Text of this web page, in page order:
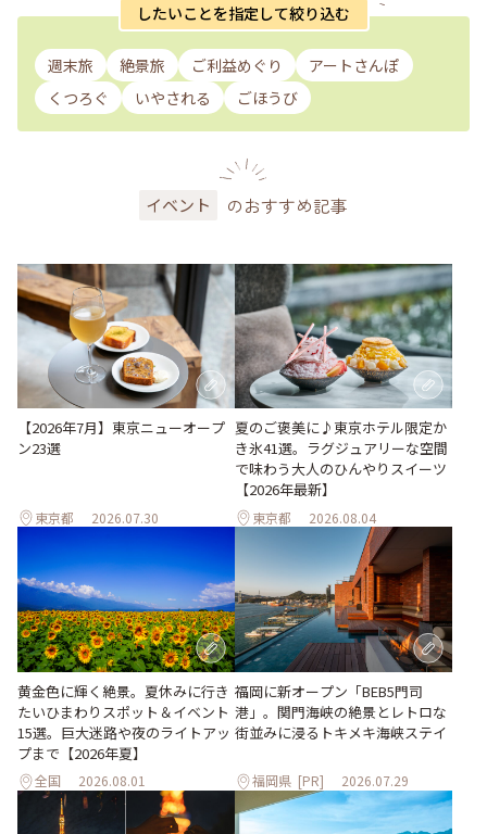
したいことを指定して絞り込む
週末旅 絶景旅 ご利益めぐり
アートさんぽ
くつろぐ
いやされる ごほうび
イベント のおすすめ記事
【2026年7月】東京ニューオープ
ン23選
東京都 2026.07.30
夏のご褒美に♪東京ホテル限定か
き氷41選。ラグジュアリーな空間
で味わう大人のひんやりスイーツ
【2026年最新】
東京都 2026.08.04
黄金色に輝く絶景。夏休みに行き
たいひまわりスポット＆イベント
15選。巨大迷路や夜のライトアッ
プまで【2026年夏】
全国 2026.08.01
福岡に新オープン「BEB5門司
港」。関門海峡の絶景とレトロな
街並みに浸るトキメキ海峡ステイ
福岡県 [PR] 2026.07.29